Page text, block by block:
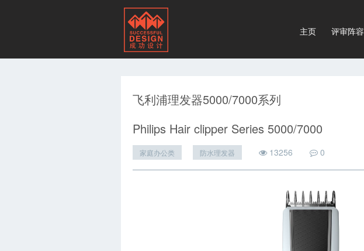
主页 评审阵容
飞利浦理发器5000/7000系列
Philips Hair clipper Series 5000/7000
家庭办公类 防水理发器 13256 0